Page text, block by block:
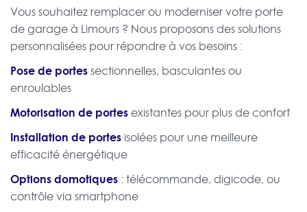
Vous souhaitez remplacer ou moderniser votre porte
de garage à Limours ? Nous proposons des solutions
personnalisées pour répondre à vos besoins :
Pose de portessectionnelles, basculantes ou
enroulables
Motorisation de portes existantes pour plus de confort
Installation de portesisolées pour une meilleure
efficacité énergétique
Options domotiques : télécommande, digicode, ou
contrôle via smartphone